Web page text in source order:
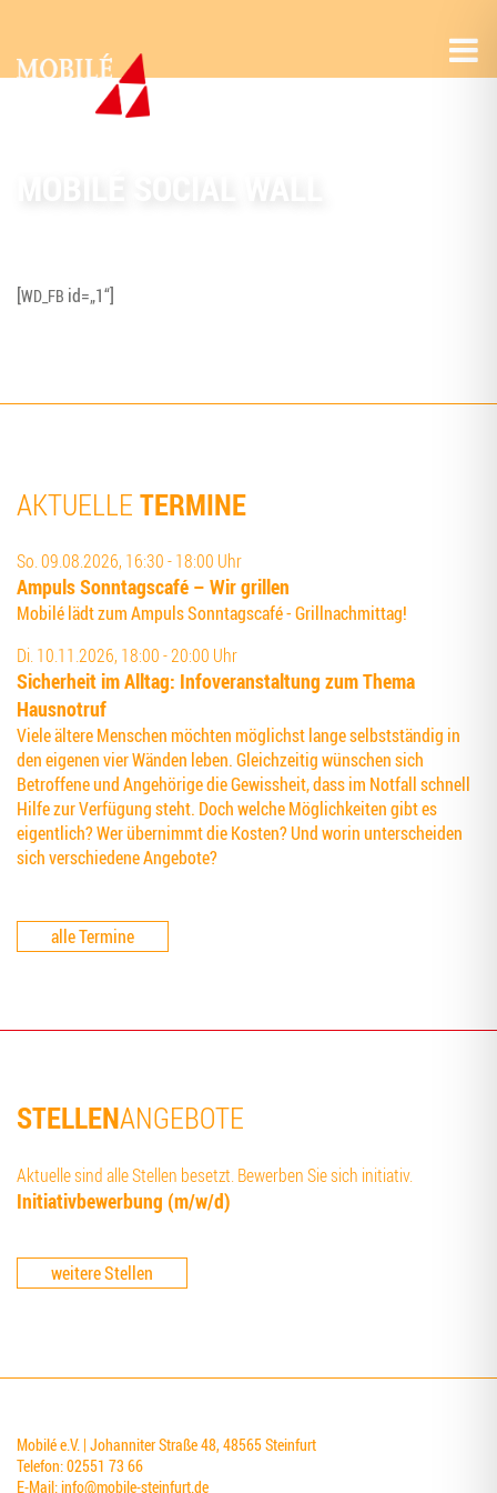
[WD_FB id=„1“]
AKTUELLE TERMINE
So. 09.08.2026, 16:30 - 18:00 Uhr
Ampuls Sonn­tags­ca­fé – Wir grillen
Mobilé lädt zum Ampuls Sonntagscafé - Grillnachmittag!
Di. 10.11.2026, 18:00 - 20:00 Uhr
Sicher­heit im All­tag: Info­ver­an­stal­tung zum The­ma
Hausnotruf
Viele ältere Menschen möchten möglichst lange selbstständig in
den eigenen vier Wänden leben. Gleichzeitig wünschen sich
Betroffene und Angehörige die Gewissheit, dass im Notfall schnell
Hilfe zur Verfügung steht. Doch welche Möglichkeiten gibt es
eigentlich? Wer übernimmt die Kosten? Und worin unterscheiden
sich verschiedene Angebote?
alle Termine
STELLENANGEBOTE
Aktuelle sind alle Stellen besetzt. Bewerben Sie sich initiativ.
Initia­tiv­be­wer­bung (m/w/d)
weitere Stellen
Mobilé e.V. | Johanniter Straße 48, 48565 Steinfurt
Telefon: 02551 73 66
E-Mail:info@mobile-steinfurt.de